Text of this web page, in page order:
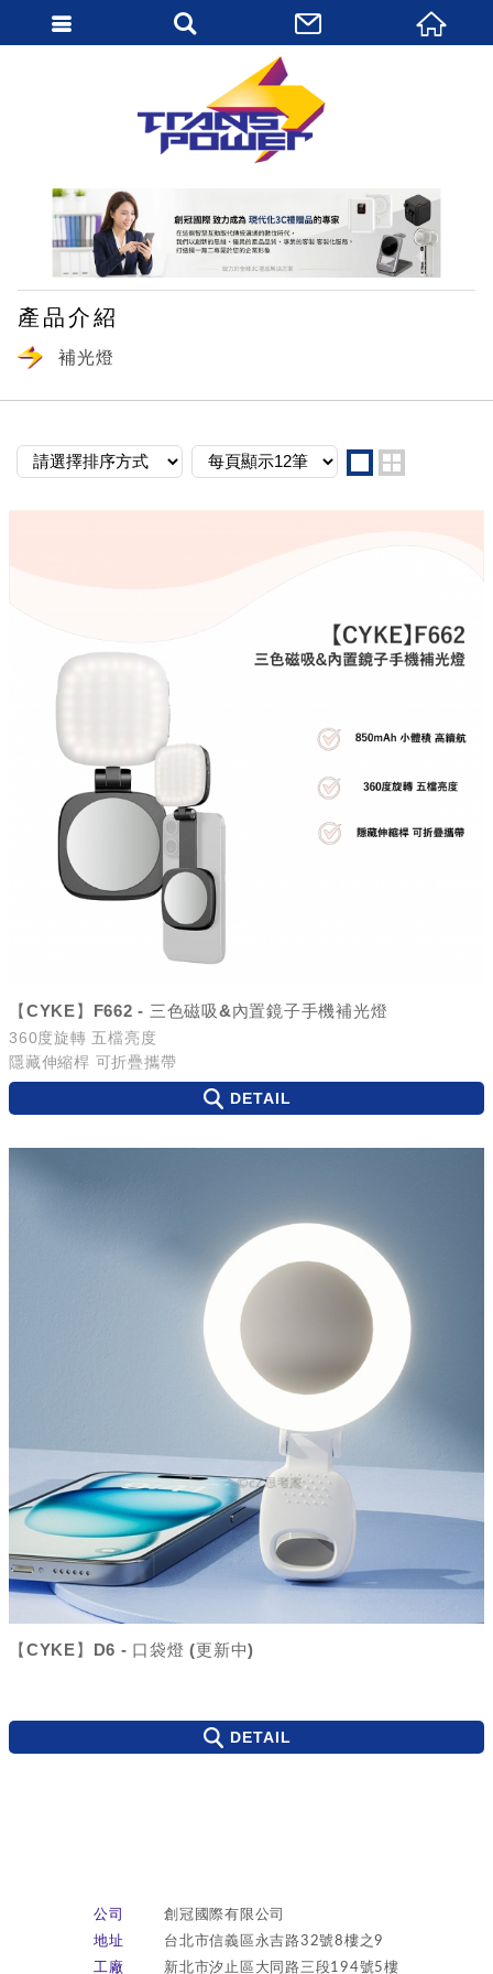
產品介紹
補光燈
【CYKE】F662 - 三色磁吸&內置鏡子手機補光燈
360度旋轉 五檔亮度
隱藏伸縮桿 可折疊攜帶
DETAIL
【CYKE】D6 - 口袋燈 (更新中)
DETAIL
公司
創冠國際有限公司
地址
台北市信義區永吉路32號8樓之9
工廠
新北市汐止區大同路三段194號5樓
繁體中文